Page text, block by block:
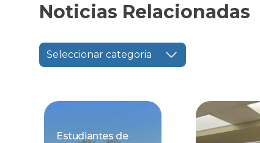
Noticias Relacionadas
Seleccionar categoria
Estudiantes de